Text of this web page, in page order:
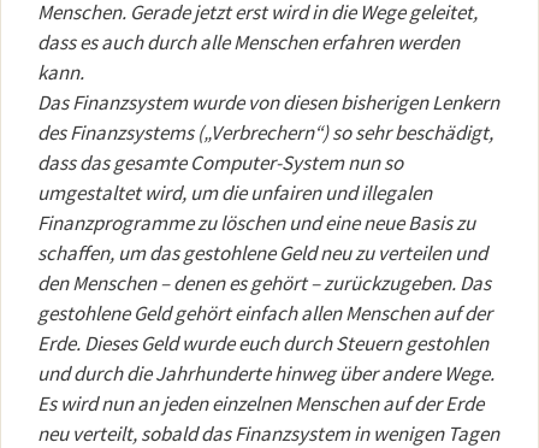
Menschen. Gerade jetzt erst wird in die Wege geleitet,
dass es auch durch alle Menschen erfahren werden
kann.
Das Finanzsystem wurde von diesen bisherigen Lenkern
des Finanzsystems („Verbrechern“) so sehr beschädigt,
dass das gesamte Computer-System nun so
umgestaltet wird, um die unfairen und illegalen
Finanzprogramme zu löschen und eine neue Basis zu
schaffen, um das gestohlene Geld neu zu verteilen und
den Menschen – denen es gehört – zurückzugeben. Das
gestohlene Geld gehört einfach allen Menschen auf der
Erde. Dieses Geld wurde euch durch Steuern gestohlen
und durch die Jahrhunderte hinweg über andere Wege.
Es wird nun an jeden einzelnen Menschen auf der Erde
neu verteilt, sobald das Finanzsystem in wenigen Tagen